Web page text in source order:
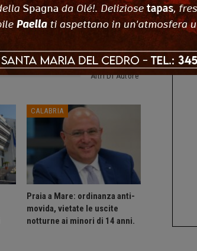
Altri Di Autore
CALABRIA
Praia a Mare: ordinanza anti-
movida, vietate le uscite
notturne ai minori di 14 anni.